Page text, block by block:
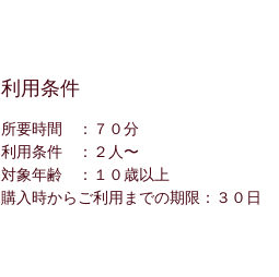
利用条件
所要時間 ：７０分
利用条件 ：２人〜
対象年齢 ：１０歳以上
購入時からご利用までの期限：３０日